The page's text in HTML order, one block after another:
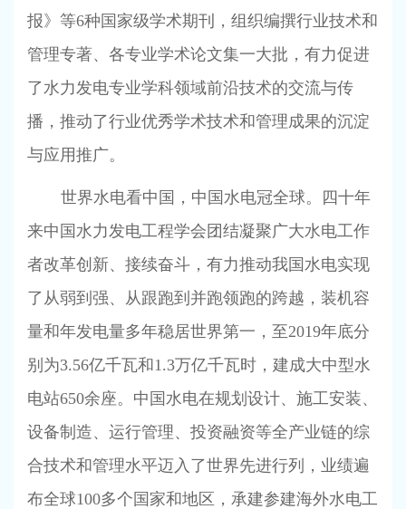
报》等6种国家级学术期刊，组织编撰行业技术和
管理专著、各专业学术论文集一大批，有力促进
了水力发电专业学科领域前沿技术的交流与传
播，推动了行业优秀学术技术和管理成果的沉淀
与应用推广。
世界水电看中国，中国水电冠全球。四十年
来中国水力发电工程学会团结凝聚广大水电工作
者改革创新、接续奋斗，有力推动我国水电实现
了从弱到强、从跟跑到并跑领跑的跨越，装机容
量和年发电量多年稳居世界第一，至2019年底分
别为3.56亿千瓦和1.3万亿千瓦时，建成大中型水
电站650余座。中国水电在规划设计、施工安装、
设备制造、运行管理、投资融资等全产业链的综
合技术和管理水平迈入了世界先进行列，业绩遍
布全球100多个国家和地区，承建参建海外水电工